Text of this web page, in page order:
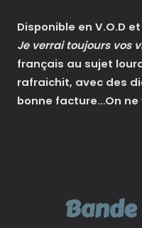
Disponible en V.O.D
Je verrai toujours vos
français au sujet
rafraichit, avec des
bonne facture…On